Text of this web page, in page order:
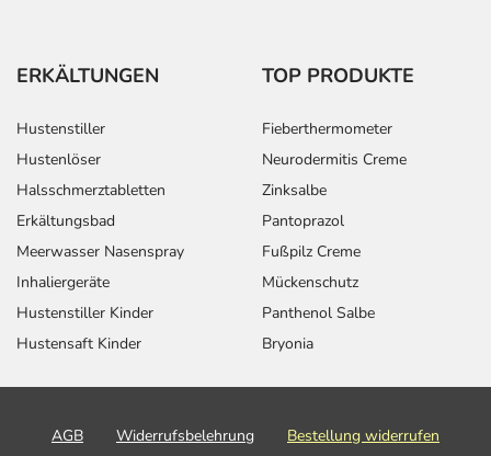
ERKÄLTUNGEN
Hustenstiller
Hustenlöser
Halsschmerztabletten
Erkältungsbad
Meerwasser Nasenspray
Inhaliergeräte
Hustenstiller Kinder
Hustensaft Kinder
TOP PRODUKTE
Fieberthermometer
Neurodermitis Creme
Zinksalbe
Pantoprazol
Fußpilz Creme
Mückenschutz
Panthenol Salbe
Bryonia
AGB Widerrufsbelehrung
Bestellung widerrufen